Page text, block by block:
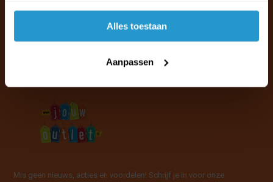
accepteren.
Alles toestaan
Aanpassen
info@jouwoutlet.nl
Mis geen nieuws, acties en voordelen! Schrijf je in voor onze